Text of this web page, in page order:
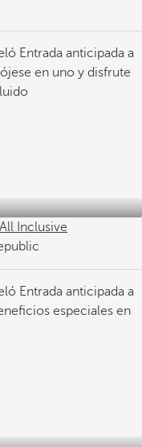
Entrada anticipada a
en uno y disfrute
Inclusive
Entrada anticipada a
especiales en